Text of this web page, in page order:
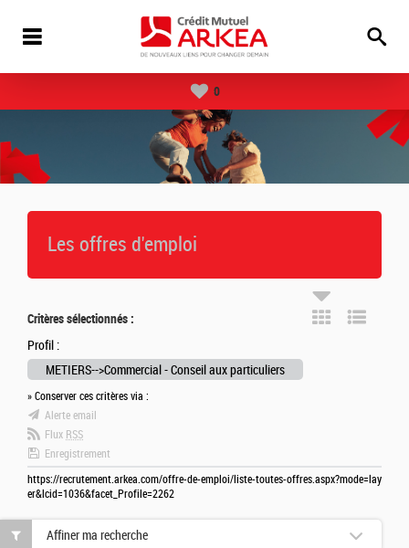
0
Les offres d'emploi
Critères sélectionnés :
Profil :
METIERS-->Commercial - Conseil aux particuliers
» Conserver ces critères via :
Alerte email
Flux RSS
Enregistrement
https://recrutement.arkea.com/offre-de-emploi/liste-toutes-offres.aspx?mode=lay
er&lcid=1036&facet_Profile=2262
Affiner ma recherche